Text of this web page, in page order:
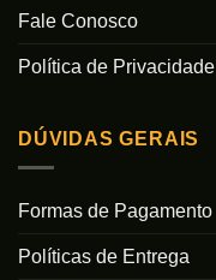
Fale Conosco
Política de Privacidade
DÚVIDAS GERAIS
Formas de Pagamento
Políticas de Entrega